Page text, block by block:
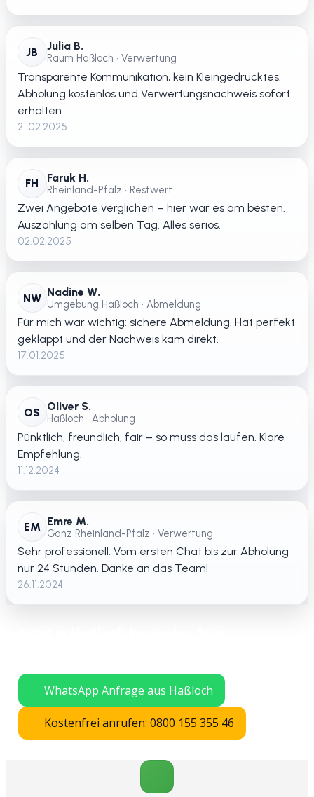
JB Julia B.
Raum Haßloch • Verwertung
Transparente Kommunikation, kein Kleingedrucktes.
Abholung kostenlos und Verwertungsnachweis sofort
erhalten.
21.02.2025
FH Faruk H.
Rheinland-Pfalz • Restwert
Zwei Angebote verglichen – hier war es am besten.
Auszahlung am selben Tag. Alles seriös.
02.02.2025
NW Nadine W.
Umgebung Haßloch • Abmeldung
Für mich war wichtig: sichere Abmeldung. Hat perfekt
geklappt und der Nachweis kam direkt.
17.01.2025
OS Oliver S.
Haßloch • Abholung
Pünktlich, freundlich, fair – so muss das laufen. Klare
Empfehlung.
11.12.2024
EM Emre M.
Ganz Rheinland-Pfalz • Verwertung
Sehr professionell. Vom ersten Chat bis zur Abholung
nur 24 Stunden. Danke an das Team!
26.11.2024
WhatsApp Anfrage aus Haßloch
Kostenfrei anrufen: 0800 155 355 46